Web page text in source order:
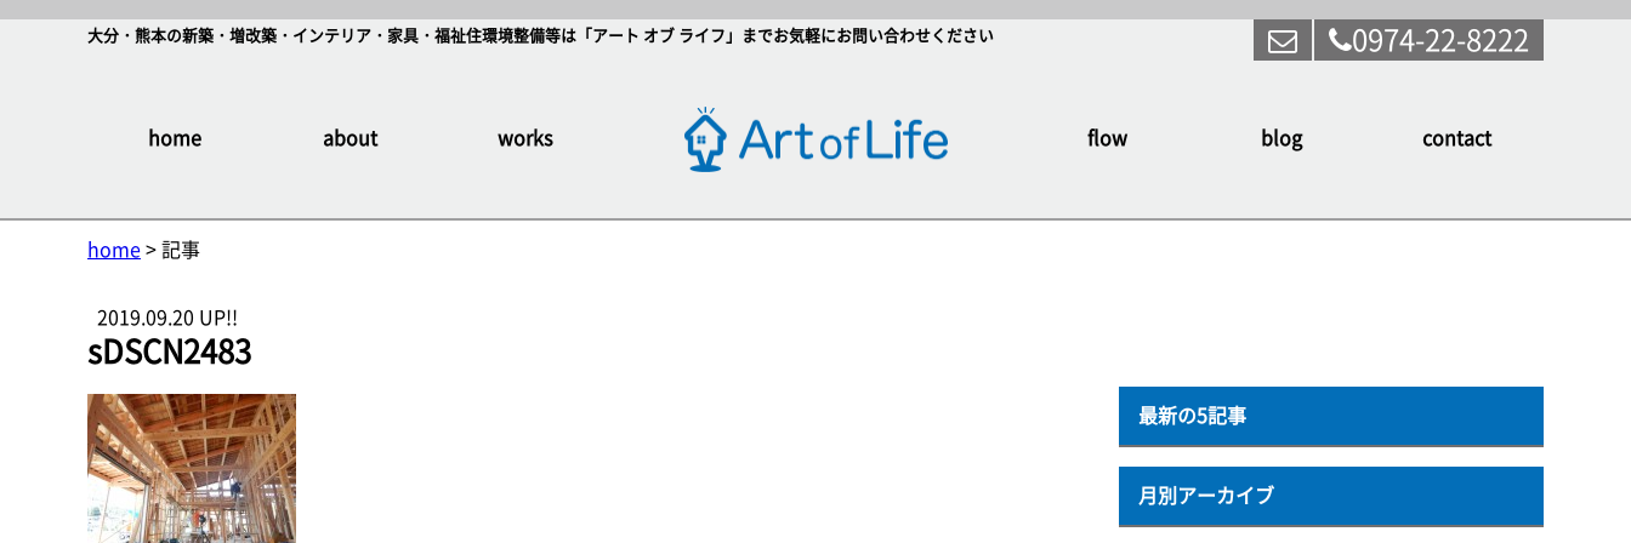
大分・熊本の新築・増改築・インテリア・家具・福祉住環境整備等は「アート オブ ライフ」までお気軽にお問い合わせください 0974-22-8222
home about works flow blog contact
home > 記事
2019.09.20 UP!!
sDSCN2483
最新の5記事
月別アーカイブ